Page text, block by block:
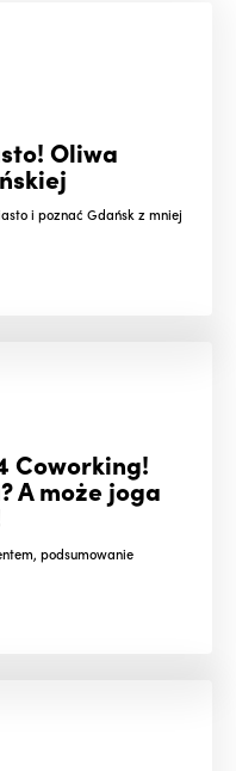
Oliwa
i poznać Gdańsk z mniej
Coworking!
A może joga
podsumowanie